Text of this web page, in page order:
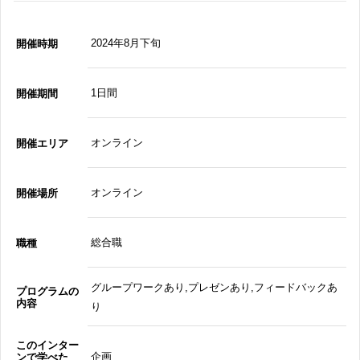
開催時期 2024年8月下旬
開催期間 1日間
開催エリア オンライン
開催場所 オンライン
職種 総合職
プログラムの
内容
グループワークあり,プレゼンあり,フィードバックあ
り
このインター
ンで学べた
企画